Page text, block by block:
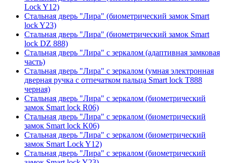
Lock Y12)
Стальная дверь "Лира" (биометрический замок Smart
lock Y23)
Стальная дверь "Лира" (биометрический замок Smart
lock DZ 888)
Стальная дверь "Лира" с зеркалом (адаптивная замковая
часть)
Стальная дверь "Лира" с зеркалом (умная электронная
дверная ручка с отпечатком пальца Smart lock T888
черная)
Стальная дверь "Лира" с зеркалом (биометрический
замок Smart lock R06)
Стальная дверь "Лира" с зеркалом (биометрический
замок Smart lock K06)
Стальная дверь "Лира" с зеркалом (биометрический
замок Smart Lock Y12)
Стальная дверь "Лира" с зеркалом (биометрический